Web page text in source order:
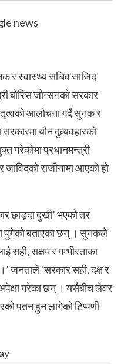
र स्वास्थ्य सचिव साजिद
बोरिस जोन्सनको सरकार
आलोचना गर्दै सुनक र
यौन दुव्र्यवहारको
गरेकोमा प्रधानमन्त्री
राजीनामा आएको हो
छाड्दा दुखी’ भएको तर
पुगेको बताएका छन् । सुनकले
सही, सक्षम र गम्भीरताका
जनताले ‘सरकार सही, दक्ष र
गरेका छन् । यसैबीच लेवर
पतन हुन लागेको टिप्पणी